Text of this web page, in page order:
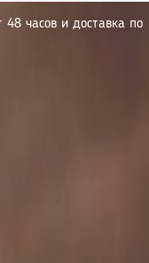
часов и доставка по